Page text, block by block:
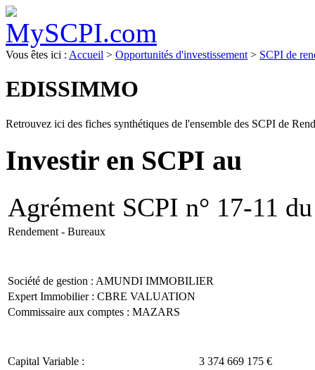
Vous êtes ici : Accueil > Opportunités d'investissement > SCPI de
EDISSIMMO
Retrouvez ici des fiches synthétiques de l'ensemble des SCPI de
Investir en SCPI
Agrément SCPI n° 17-11
Rendement - Bureaux
Société de gestion : AMUNDI IMMOBILIER
Expert Immobilier : CBRE VALUATION
Commissaire aux comptes : MAZARS
Capital Variable : 3 374 669 175 €